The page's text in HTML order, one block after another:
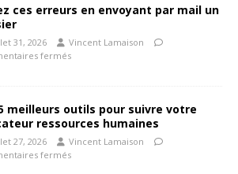
ces erreurs en envoyant par mail un
31, 2026
Vincent Lamaison
fermés
meilleurs outils pour suivre votre
ressources humaines
27, 2026
Vincent Lamaison
fermés